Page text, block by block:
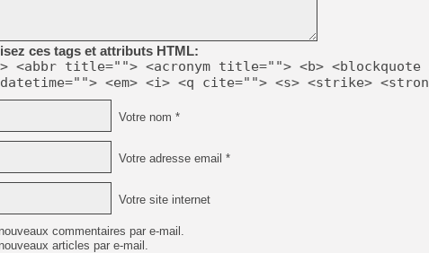
[GK] Résultats Nintendo :
[GK] Déjà des
[Mo5] Brickboy cherche à
[GK] Minecraft et ses «
[GK] Beast of
[GK] Ubisoft : fin de partie
[GK] Mémoire cash -
[GK] Dan Houser (GTA)
[GK] Comment EA Sports
[GK] Crimson Moon : un
[GK] Isle of Reveries : le
[GK] Moonlighter 2 : The
[GK] Capcom relance
ces tags et attributs HTML:
title=""> <acronym title=""> <b> <blockquote
<em> <i> <q cite=""> <s> <strike>
Votre nom *
Votre adresse email *
Votre site internet
commentaires par e-mail.
articles par e-mail.